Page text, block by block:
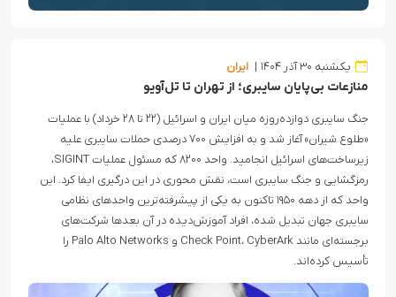
یکشنبه ۳۰ آذر ۱۴۰۴ ایران
منازعات بی‌پایان سایبری؛ از تهران تا تل‌آویو
جنگ سایبری دوازده‌روزه میان ایران و اسرائیل (۲۲ تا ۲۸ خرداد) با عملیات
«طلوع شیران» آغاز شد و به افزایش ۷۰۰ درصدی حملات سایبری علیه
زیرساخت‌های اسرائیل انجامید. واحد ۸۲۰۰ که مسئول عملیات SIGINT،
رمزگشایی و جنگ سایبری است، نقش محوری در این درگیری ایفا کرد. این
واحد که از دهه ۱۹۵۰ تاکنون به یکی از پیشرفته‌ترین واحدهای نظامی
سایبری جهان تبدیل شده، افراد آموزش‌دیده در آن بعدها شرکت‌های
برجسته‌ای مانند Check Point، CyberArk و Palo Alto Networks را
تأسیس کرده‌اند.